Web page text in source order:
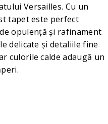
Versailles. Cu un
tapet este perfect
opulență și rafinament
delicate și detaliile fine
culorile calde adaugă un